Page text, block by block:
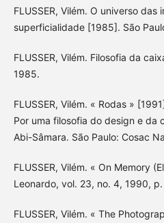
FLUSSER, Vilém. O universo
superficialidade [1985]. São
FLUSSER, Vilém. Filosofia da
1985.
FLUSSER, Vilém. « Rodas »
Por uma filosofia do design e da
Abi-Sâmara. São Paulo: Cosac
FLUSSER, Vilém. « On Memory
Leonardo, vol. 23, no. 4, 1990,
FLUSSER, Vilém. « The